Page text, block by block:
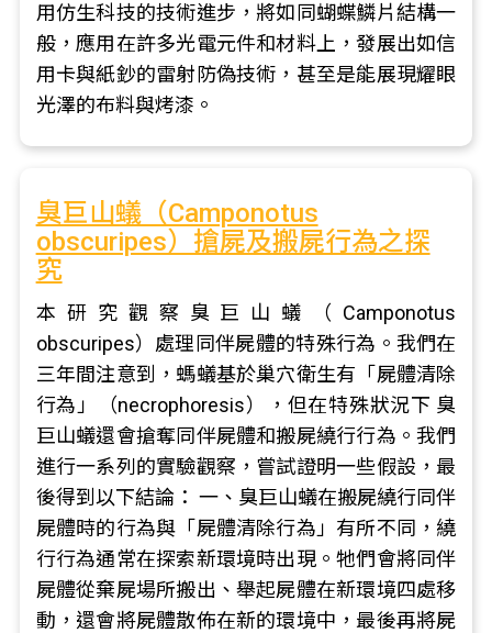
用仿生科技的技術進步，將如同蝴蝶鱗片結構一
般，應用在許多光電元件和材料上，發展出如信
用卡與紙鈔的雷射防偽技術，甚至是能展現耀眼
光澤的布料與烤漆。
臭巨山蟻（Camponotus
obscuripes）搶屍及搬屍行為之探
究
本研究觀察臭巨山蟻（Camponotus
obscuripes）處理同伴屍體的特殊行為。我們在
三年間注意到，螞蟻基於巢穴衛生有「屍體清除
行為」（necrophoresis），但在特殊狀況下 臭
巨山蟻還會搶奪同伴屍體和搬屍繞行行為。我們
進行一系列的實驗觀察，嘗試證明一些假設，最
後得到以下結論： 一、臭巨山蟻在搬屍繞行同伴
屍體時的行為與「屍體清除行為」有所不同，繞
行行為通常在探索新環境時出現。牠們會將同伴
屍體從棄屍場所搬出、舉起屍體在新環境四處移
動，還會將屍體散佈在新的環境中，最後再將屍